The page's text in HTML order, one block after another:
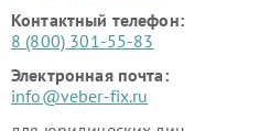
Контактный телефон:
8 (800) 301-55-83
Электронная почта:
info@veber-fix.ru